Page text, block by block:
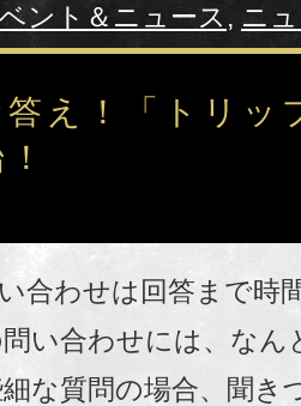
ント＆ニュース , ニ
答え！「トリッ
合わせは回答まで時
い合わせには、なん
な質問の場合、聞